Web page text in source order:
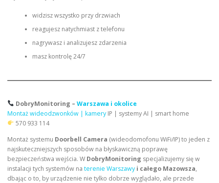
widzisz wszystko przy drzwiach
reagujesz natychmiast z telefonu
nagrywasz i analizujesz zdarzenia
masz kontrolę 24/7
DobryMonitoring – Warszawa i okolice
Montaż wideodzwonków | kamery IP | systemy AI | smart home
570 933 114
Montaż systemu Doorbell Camera (wideodomofonu WiFi/IP) to jeden z
najskuteczniejszych sposobów na błyskawiczną poprawę
bezpieczeństwa wejścia. W DobryMonitoring specjalizujemy się w
instalacji tych systemów na terenie Warszawy i całego Mazowsza,
dbając o to, by urządzenie nie tylko dobrze wyglądało, ale przede